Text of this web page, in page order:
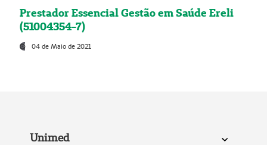
Prestador Essencial Gestão em Saúde Ereli
(51004354-7)
04 de Maio de 2021
Unimed